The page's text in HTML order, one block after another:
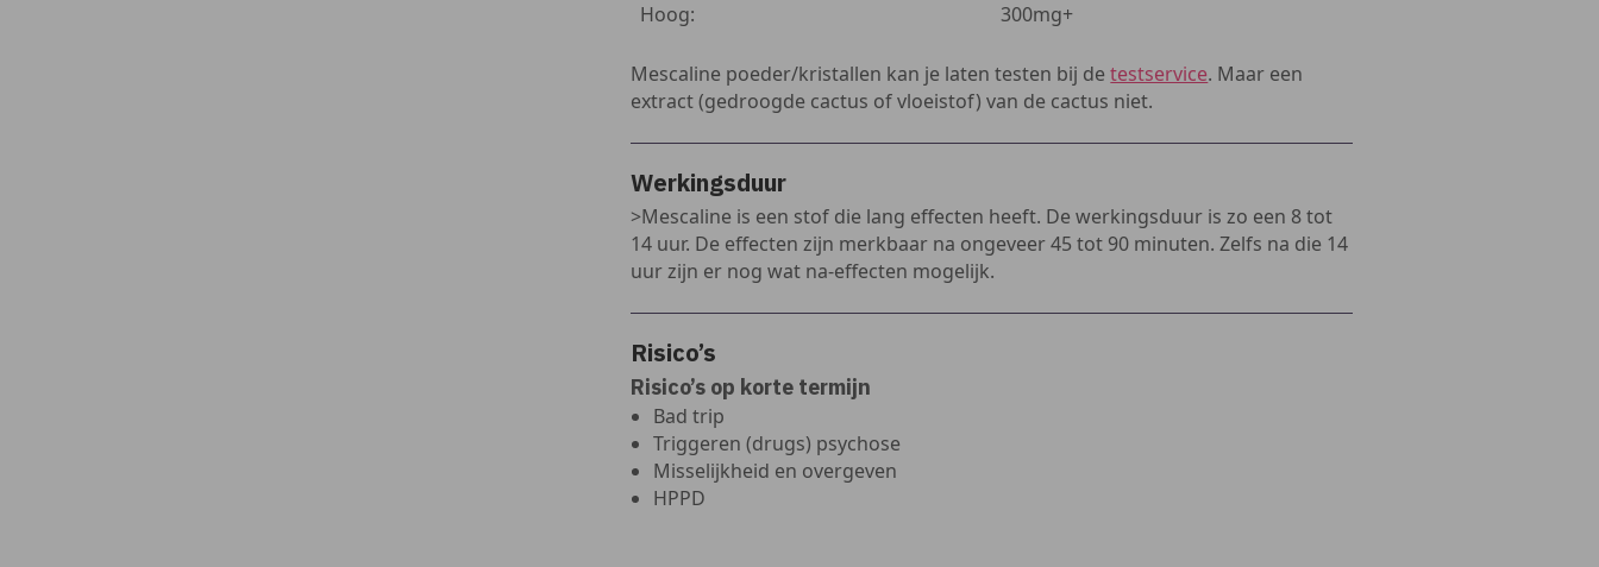
Hoog:
300mg+
Mescaline poeder/kristallen kan je laten testen bij detestservice. Maar een
extract (gedroogde cactus of vloeistof) van de cactus niet.
Werkingsduur
>Mescaline is een stof die lang effecten heeft. De werkingsduur is zo een 8 tot
14 uur. De effecten zijn merkbaar na ongeveer 45 tot 90 minuten. Zelfs na die 14
uur zijn er nog wat na-effecten mogelijk.
Risico’s
Risico’s op korte termijn
Bad trip
Triggeren (drugs) psychose
Misselijkheid en overgeven
HPPD